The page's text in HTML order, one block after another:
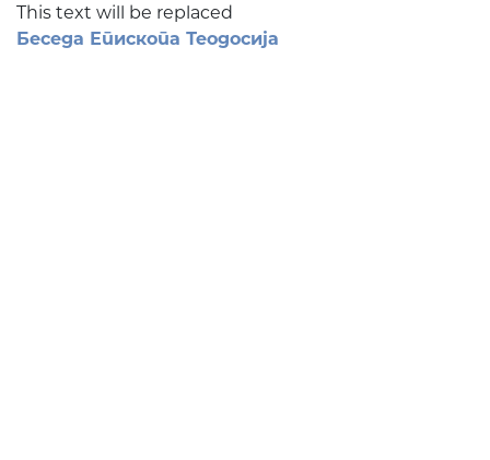
This text will be replaced
Беседа Епископа Теодосија